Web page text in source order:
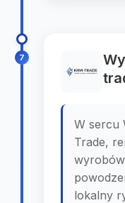
7
W sercu
Trade,
lokalny